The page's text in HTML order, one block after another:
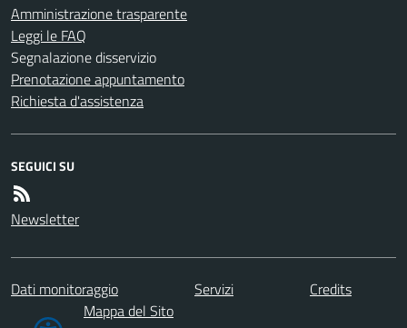
Amministrazione trasparente
Leggi le FAQ
Segnalazione disservizio
Prenotazione appuntamento
Richiesta d'assistenza
SEGUICI SU
Newsletter
Dati monitoraggio Servizi
Credits
Mappa del Sito